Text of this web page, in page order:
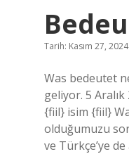
Tarih: Kasım 27, 2024
Was bedeutet
geliyor. 5 Aralık
{fiil} isim {fiil}
olduğumuzu
ve Türkçe’ye